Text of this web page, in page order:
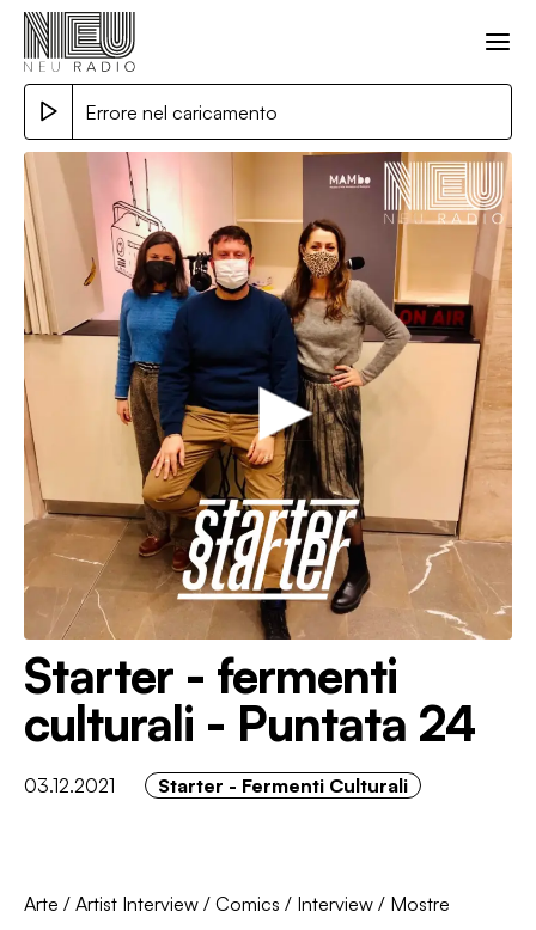
Errore nel caricamento
Starter - fermenti
culturali - Puntata 24
03.12.2021 Starter - Fermenti Culturali
Arte / Artist Interview / Comics / Interview / Mostre